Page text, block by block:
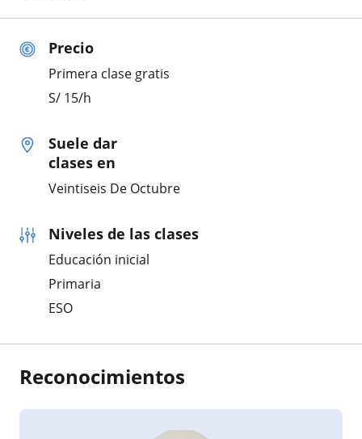
Precio
Primera clase gratis
S/ 15/h
Suele dar
clases en
Veintiseis De Octubre
Niveles de las clases
Educación inicial
Primaria
ESO
Reconocimientos